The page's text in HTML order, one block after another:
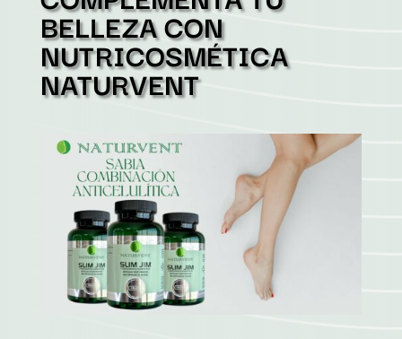
BELLEZA CON
NUTRICOSMÉTICA
NATURVENT